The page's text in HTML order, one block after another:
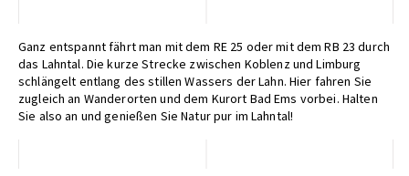
Ganz entspannt fährt man mit dem RE 25 oder mit dem RB 23 durch
das Lahntal. Die kurze Strecke zwischen Koblenz und Limburg
schlängelt entlang des stillen Wassers der Lahn. Hier fahren Sie
zugleich an Wanderorten und dem Kurort Bad Ems vorbei. Halten
Sie also an und genießen Sie Natur pur im Lahntal!